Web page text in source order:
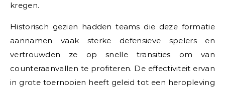
kregen.
Historisch gezien hadden teams die deze formatie
aannamen vaak sterke defensieve spelers en
vertrouwden ze op snelle transities om van
counteraanvallen te profiteren. De effectiviteit ervan
in grote toernooien heeft geleid tot een heropleving